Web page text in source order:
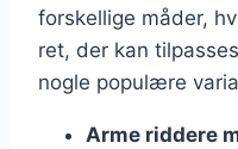
forskellige måder,
ret, der kan
nogle populære
Arme riddere